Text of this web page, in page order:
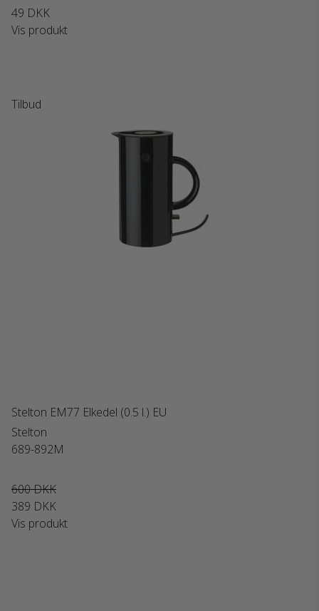
49 DKK
Vis produkt
Tilbud
Stelton EM77 Elkedel (0.5 l.) EU
Stelton
689-892M
600 DKK
389 DKK
Vis produkt